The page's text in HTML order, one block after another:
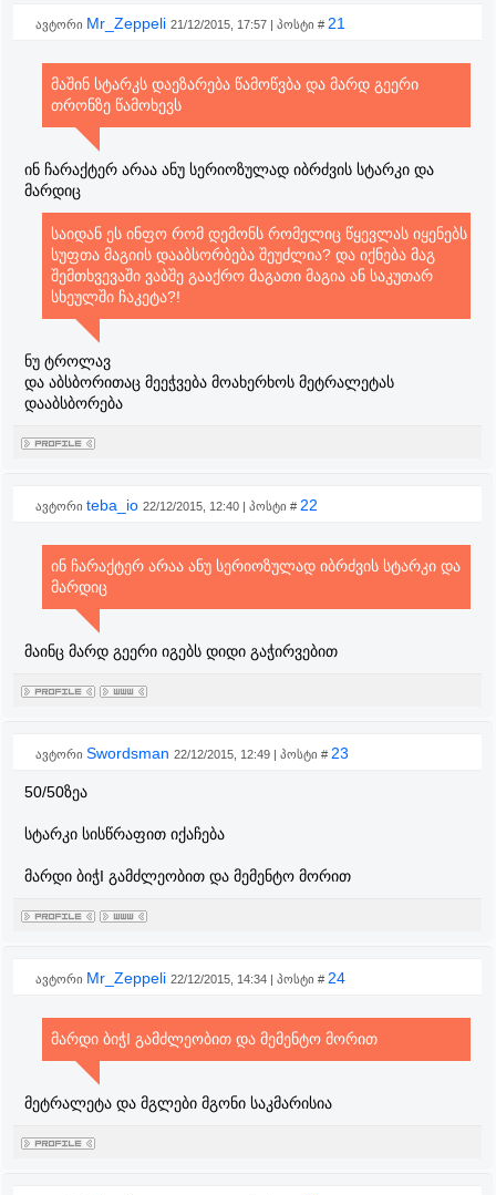
ავტორი Mr_Zeppeli 21/12/2015, 17:57 | პოსტი # 21
მაშინ სტარკს დაეზარება წამოწვბა და მარდ გეერი
თრონზე წამოხევს
ინ ჩარაქტერ არაა ანუ სერიოზულად იბრძვის სტარკი და
მარდიც
საიდან ეს ინფო რომ დემონს რომელიც წყევლას იყენებს
სუფთა მაგიის დააბსორბება შეუძლია? და იქნება მაგ
შემთხვევაში ვაბშე გააქრო მაგათი მაგია ან საკუთარ
სხეულში ჩაკეტა?!
ნუ ტროლავ
და აბსბორითაც მეეჭვება მოახერხოს მეტრალეტას
დააბსბორება
ავტორი teba_io 22/12/2015, 12:40 | პოსტი # 22
ინ ჩარაქტერ არაა ანუ სერიოზულად იბრძვის სტარკი და
მარდიც
მაინც მარდ გეერი იგებს დიდი გაჭირვებით
ავტორი Swordsman 22/12/2015, 12:49 | პოსტი # 23
50/50ზეა
სტარკი სისწრაფით იქაჩება
მარდი ბიჭI გამძლეობით და მემენტო მორით
ავტორი Mr_Zeppeli 22/12/2015, 14:34 | პოსტი # 24
მარდი ბიჭI გამძლეობით და მემენტო მორით
მეტრალეტა და მგლები მგონი საკმარისია